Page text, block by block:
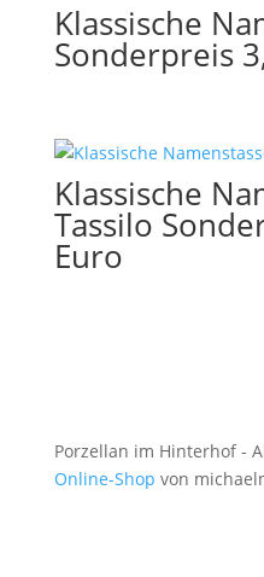
Klassische
Sonderpreis
Klassische
Tassilo
Euro
Porzellan im Hinterhof -
Online-Shop von